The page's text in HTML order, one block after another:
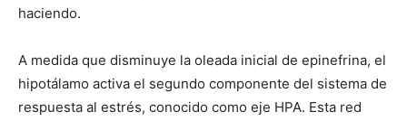
haciendo.
A medida que disminuye la oleada inicial de epinefrina, el
hipotálamo activa el segundo componente del sistema de
respuesta al estrés, conocido como eje HPA. Esta red